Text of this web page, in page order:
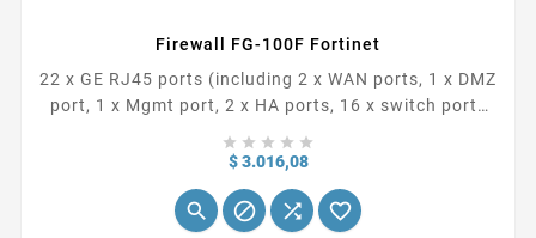
Firewall FG-100F Fortinet
22 x GE RJ45 ports (including 2 x WAN ports, 1 x DMZ
port, 1 x Mgmt port, 2 x HA ports, 16 x switch ports
SFP+ FortiLinks, dual power supplies redundancy
    
$ 3.016,08Precio
   